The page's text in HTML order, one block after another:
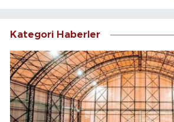
Kategori Haberler